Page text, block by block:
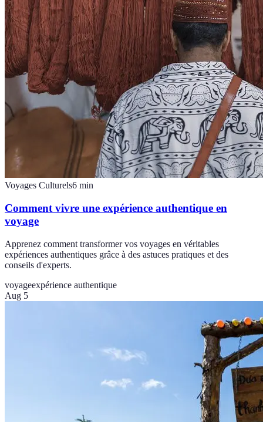
Voyages Culturels6 min
Comment vivre une expérience authentique en
voyage
Apprenez comment transformer vos voyages en véritables
expériences authentiques grâce à des astuces pratiques et des
conseils d'experts.
voyageexpérience authentique
Aug 5